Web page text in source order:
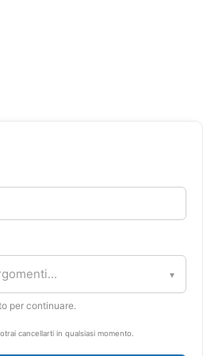
▾
per continuare.
cancellarti in qualsiasi momento.